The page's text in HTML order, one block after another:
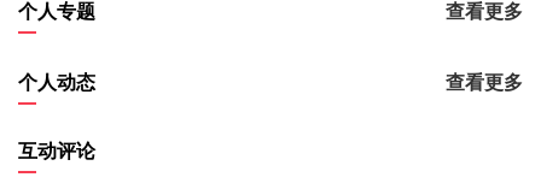
个人专题 查看更多
个人动态 查看更多
互动评论